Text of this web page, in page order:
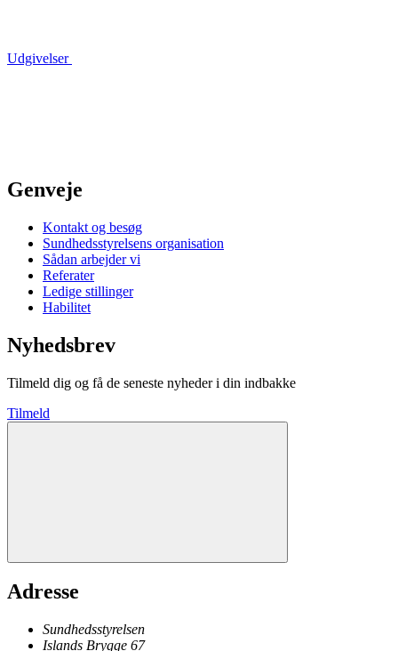
Udgivelser
Genveje
Kontakt og besøg
Sundhedsstyrelsens organisation
Sådan arbejder vi
Referater
Ledige stillinger
Habilitet
Nyhedsbrev
Tilmeld dig og få de seneste nyheder i din indbakke
Tilmeld
Adresse
Sundhedsstyrelsen
Islands Brygge 67